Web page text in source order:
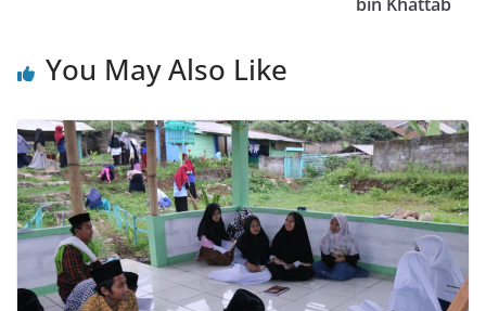
You May Also Like